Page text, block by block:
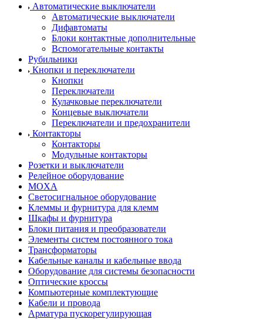
Автоматические выключатели
Автоматические выключатели
Дифавтоматы
Блоки контактные дополнительные
Вспомогательные контакты
Рубильники
Кнопки и переключатели
Кнопки
Переключатели
Кулачковые переключатели
Концевые выключатели
Переключатели и предохранители
Контакторы
Контакторы
Модульные контакторы
Розетки и выключатели
Релейное оборудование
MOXA
Светосигнальное оборудование
Клеммы и фурнитура для клемм
Шкафы и фурнитура
Блоки питания и преобразователи
Элементы систем постоянного тока
Трансформаторы
Кабельные каналы и кабельные ввода
Оборудование для системы безопасности
Оптические кроссы
Компьютерные комплектующие
Кабели и провода
Арматура пускорегулирующая